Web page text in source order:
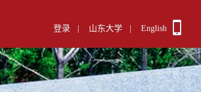
登录 山东大学 English